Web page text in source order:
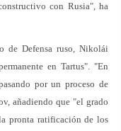
con Rusia", ha
de Defensa ruso, Nikolái
en Tartus". "En
por un proceso de
añadiendo que "el grado
pronta ratificación de los